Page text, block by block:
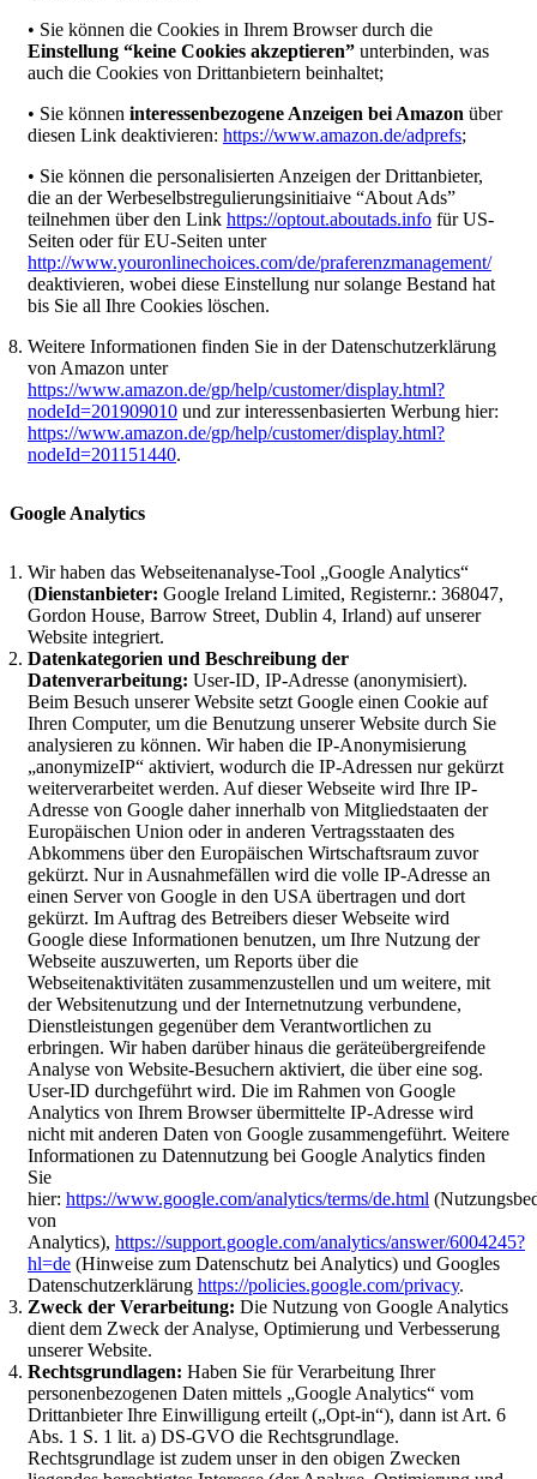
• Sie können die Cookies in Ihrem Browser durch die
Einstellung “keine Cookies akzeptieren” unterbinden, was
auch die Cookies von Drittanbietern beinhaltet;
• Sie können interessenbezogene Anzeigen bei Amazon über
diesen Link deaktivieren: https://www.amazon.de/adprefs;
• Sie können die personalisierten Anzeigen der Drittanbieter,
die an der Werbeselbstregulierungsinitiaive “About Ads”
teilnehmen über den Link https://optout.aboutads.info für US-
Seiten oder für EU-Seiten unter
http://www.youronlinechoices.com/de/praferenzmanagement/
deaktivieren, wobei diese Einstellung nur solange Bestand hat
bis Sie all Ihre Cookies löschen.
Weitere Informationen finden Sie in der Datenschutzerklärung
von Amazon unter
https://www.amazon.de/gp/help/customer/display.html?
nodeId=201909010 und zur interessenbasierten Werbung hier:
https://www.amazon.de/gp/help/customer/display.html?
nodeId=201151440.
Google Analytics
Wir haben das Webseitenanalyse-Tool „Google Analytics“
(Dienstanbieter: Google Ireland Limited, Registernr.: 368047,
Gordon House, Barrow Street, Dublin 4, Irland) auf unserer
Website integriert.
Datenkategorien und Beschreibung der
Datenverarbeitung: User-ID, IP-Adresse (anonymisiert).
Beim Besuch unserer Website setzt Google einen Cookie auf
Ihren Computer, um die Benutzung unserer Website durch Sie
analysieren zu können. Wir haben die IP-Anonymisierung
„anonymizeIP“ aktiviert, wodurch die IP-Adressen nur gekürzt
weiterverarbeitet werden. Auf dieser Webseite wird Ihre IP-
Adresse von Google daher innerhalb von Mitgliedstaaten der
Europäischen Union oder in anderen Vertragsstaaten des
Abkommens über den Europäischen Wirtschaftsraum zuvor
gekürzt. Nur in Ausnahmefällen wird die volle IP-Adresse an
einen Server von Google in den USA übertragen und dort
gekürzt. Im Auftrag des Betreibers dieser Webseite wird
Google diese Informationen benutzen, um Ihre Nutzung der
Webseite auszuwerten, um Reports über die
Webseitenaktivitäten zusammenzustellen und um weitere, mit
der Websitenutzung und der Internetnutzung verbundene,
Dienstleistungen gegenüber dem Verantwortlichen zu
erbringen. Wir haben darüber hinaus die geräteübergreifende
Analyse von Website-Besuchern aktiviert, die über eine sog.
User-ID durchgeführt wird. Die im Rahmen von Google
Analytics von Ihrem Browser übermittelte IP-Adresse wird
nicht mit anderen Daten von Google zusammengeführt. Weitere
Informationen zu Datennutzung bei Google Analytics finden
Sie
hier: https://www.google.com/analytics/terms/de.html
von
Analytics), https://support.google.com/analytics/answer/6004245?
hl=de (Hinweise zum Datenschutz bei Analytics) und Googles
Datenschutzerklärung https://policies.google.com/privacy.
Zweck der Verarbeitung: Die Nutzung von Google Analytics
dient dem Zweck der Analyse, Optimierung und Verbesserung
unserer Website.
Rechtsgrundlagen: Haben Sie für Verarbeitung Ihrer
personenbezogenen Daten mittels „Google Analytics“ vom
Drittanbieter Ihre Einwilligung erteilt („Opt-in“), dann ist Art. 6
Abs. 1 S. 1 lit. a) DS-GVO die Rechtsgrundlage.
Rechtsgrundlage ist zudem unser in den obigen Zwecken